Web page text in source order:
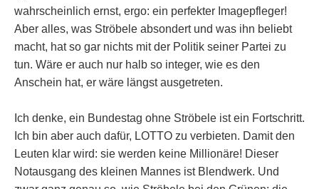
wahrscheinlich ernst, ergo: ein perfekter Imagepfleger!
Aber alles, was Ströbele absondert und was ihn beliebt
macht, hat so gar nichts mit der Politik seiner Partei zu
tun. Wäre er auch nur halb so integer, wie es den
Anschein hat, er wäre längst ausgetreten.
Ich denke, ein Bundestag ohne Ströbele ist ein Fortschritt.
Ich bin aber auch dafür, LOTTO zu verbieten. Damit den
Leuten klar wird: sie werden keine Millionäre! Dieser
Notausgang des kleinen Mannes ist Blendwerk. Und